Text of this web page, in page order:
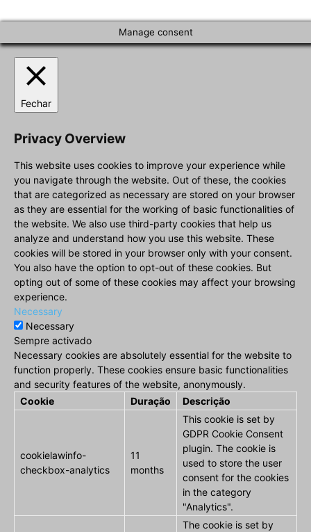
Manage consent
Fechar
Privacy Overview
This website uses cookies to improve your experience while
you navigate through the website. Out of these, the cookies
that are categorized as necessary are stored on your browser
as they are essential for the working of basic functionalities of
the website. We also use third-party cookies that help us
analyze and understand how you use this website. These
cookies will be stored in your browser only with your consent.
You also have the option to opt-out of these cookies. But
opting out of some of these cookies may affect your browsing
experience.
Necessary
Necessary
Sempre activado
Necessary cookies are absolutely essential for the website to
function properly. These cookies ensure basic functionalities
and security features of the website, anonymously.
Cookie
Duração Descrição
cookielawinfo-
checkbox-analytics
11
months
This cookie is set by
GDPR Cookie Consent
plugin. The cookie is
used to store the user
consent for the cookies
in the category
"Analytics".
The cookie is set by